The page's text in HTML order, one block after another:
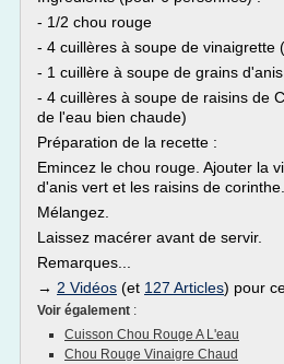
- 1/2 chou rouge
- 4 cuillères à soupe de vinaigrette
- 1 cuillère à soupe de grains
- 4 cuillères à soupe de raisins de
de l'eau bien chaude)
Préparation de la recette :
Emincez le chou rouge. Ajouter la
d'anis vert et les raisins de corinthe.
Mélangez.
Laissez macérer avant de servir.
Remarques...
→ 2 Vidéos (et 127 Articles) pour
Voir également :
Cuisson Chou Rouge A L'eau
Chou Rouge Vinaigre Chaud